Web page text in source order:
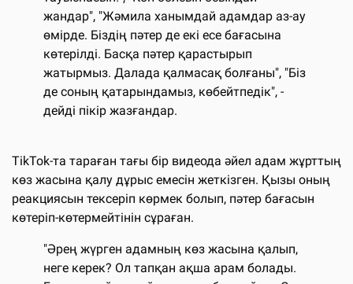
жандар", "Жәмила ханымдай адамдар аз-ау
өмірде. Біздің пәтер де екі есе бағасына
көтерілді. Басқа пәтер қарастырып
жатырмыз. Далада қалмасақ болғаны", "Біз
де соның қатарындамыз, көбейтпедік", -
дейді пікір жазғандар.
TikTok-та тараған тағы бір видеода әйел адам жұрттың
көз жасына қалу дұрыс емесін жеткізген. Қызы оның
реакциясын тексеріп көрмек болып, пәтер бағасын
көтеріп-көтермейтінін сұраған.
"Әрең жүрген адамның көз жасына қалып,
неге керек? Ол тапқан ақша арам болады.